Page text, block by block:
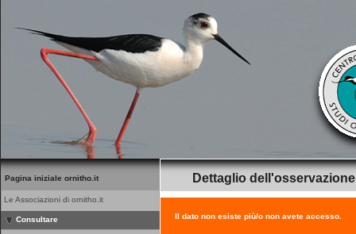
Pagina iniziale ornitho.it
Le Associazioni di ornitho.it
Consultare
Dettaglio dell'osservazione
Il dato non esiste più/o non avete accesso.